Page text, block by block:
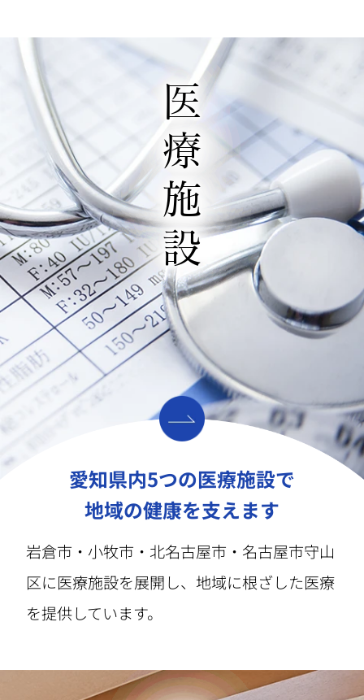
医療施設
愛知県内5つの医療施設で
地域の健康を支えます
岩倉市・小牧市・北名古屋市・名古屋市守山
区に医療施設を展開し、地域に根ざした医療
を提供しています。